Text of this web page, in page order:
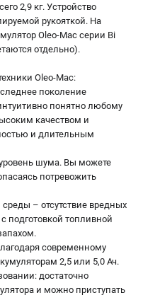
2,9 кг. Устройство
рукояткой. На
Oleo-Mac серии Bi
отдельно).
Oleo-Mac:
поколение
понятно любому
качеством и
и длительным
шума. Вы можете
потревожить
– отсутствие вредных
подготовкой топливной
современному
2,5 или 5,0 Ач.
достаточно
и можно приступать